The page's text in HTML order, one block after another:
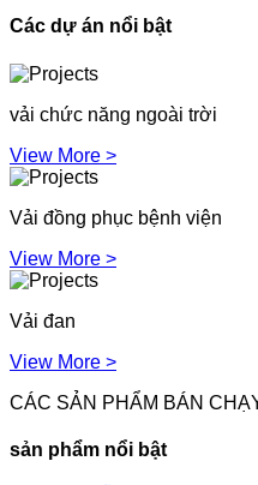
Các dự án nổi bật
vải chức năng ngoài trời
View More >
Vải đồng phục bệnh viện
View More >
Vải đan
View More >
CÁC SẢN PHẨM BÁN
sản phẩm nổi bật